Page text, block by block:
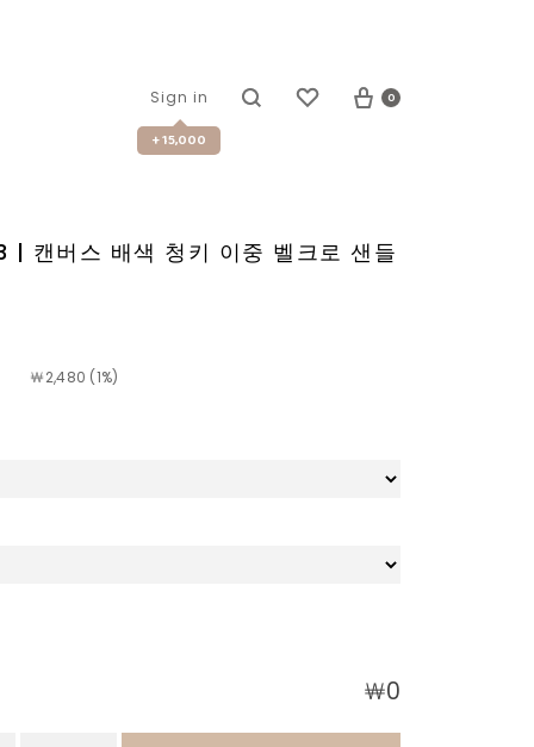
Sign in
+ 15,000
0
| 캔버스 배색 청키 이중 벨크로 샌들
￦2,480 (1%)
￦0